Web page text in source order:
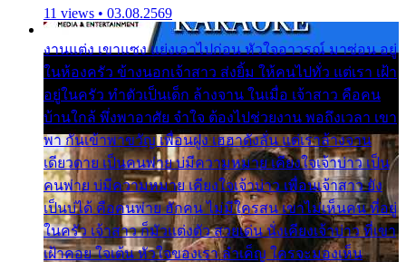
11 views • 03.08.2569
งานแต่ง เขาแซง แย่งเอาไปก่อน หัวใจอาวรณ์ มาซ่อน อยู่
ในห้องครัว ข้างนอกเจ้าสาว ส่งยิ้ม ให้คนไปทั่ว แต่เรา เฝ้า
อยู่ในครัว ทำตัวเป็นเด็ก ล้างจาน ในเมื่อ เจ้าสาว คือคน
บ้านใกล้ พึ่งพาอาศัย จำใจ ต้องไปช่วยงาน พอถึงเวลา เขา
พา กันเข้าพาขวัญ เพื่อนฝูง เฮฮาดังลั่น แต่เราล้างจาน
เดียวดาย เป็นคนพ่าย บ่มีความหมาย เคียงใจเจ้าบ่าว เป็น
คนพ่าย บ่มีความหมาย เคียงใจเจ้าบ่าว เพื่อนเจ้าสาว ยัง
เป็นบ่ได้ คือคนพ่าย ฮักคน ไม่มีใครสน เขาไม่เห็นคน ที่อยู่
ในครัว เจ้าสาว ก็มัวแต่งตัว สวยเด่น นั่งเคียงเจ้าบ่าว ที่เขา
เฝ้าคอย ใจเต้น หัวใจของเรา ลำเค็ญ ใครจะมองเห็น